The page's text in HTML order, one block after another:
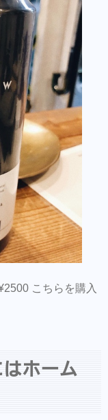
こちらを購入
ホーム